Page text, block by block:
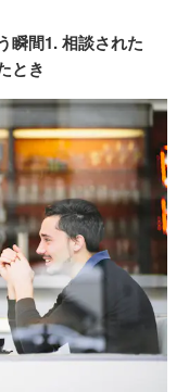
瞬間1. 相談された
とき